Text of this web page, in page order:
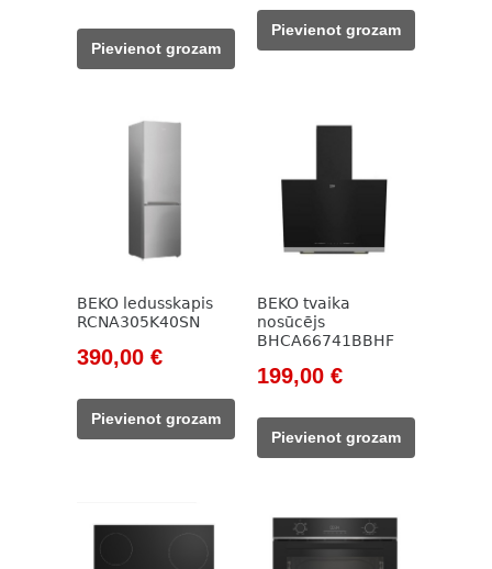
was:
785,00 €.
339,00 €.
Pievienot grozam
was:
785,00 €.
260,00 €.
Pievienot grozam
BEKO ledusskapis
RCNA305K40SN
Original
was:
785,00 €.
390,00 €Current
390,00 €.
Pievienot grozam
BEKO tvaika
nosūcējs
BHCA66741BBHF
Original
was:
785,00 €.
199,00 €Current
199,00 €.
Pievienot grozam